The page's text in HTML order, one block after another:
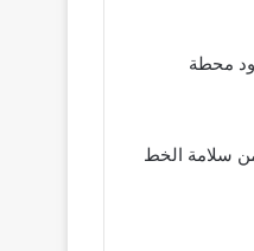
حدود محطة
من سلامة الخط